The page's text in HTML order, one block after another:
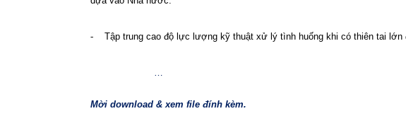
- Tập trung cao độ lực lượng kỹ thuật xử lý tình huống khi có thiên tai
…
Mời download & xem file đính kèm.